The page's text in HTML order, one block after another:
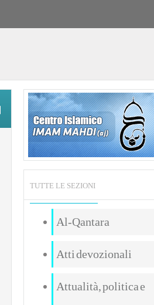
TUTTE LE SEZIONI
Al-Qantara
Atti devozionali
Attualità, politica e